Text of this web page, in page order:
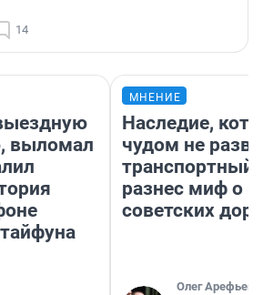
14
выломал
МНЕНИЕ
Наследие,
чудом не
транспортный
разнес миф о
советских
Олег Арефьев